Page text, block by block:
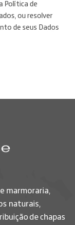
Política de
ou resolver
de seus Dados
marmoraria,
naturais,
de chapas